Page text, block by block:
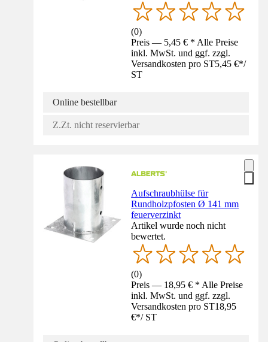
(0)
Preis — 5,45 € * Alle Preise
inkl. MwSt. und ggf. zzgl.
Versandkosten pro ST5,45 €*/
ST
Online bestellbar
Z.Zt. nicht reservierbar
Aufschraubhülse für
Rundholzpfosten Ø 141 mm
feuerverzinkt
Artikel wurde noch nicht
bewertet.
(0)
Preis — 18,95 € * Alle Preise
inkl. MwSt. und ggf. zzgl.
Versandkosten pro ST18,95
€*/ ST